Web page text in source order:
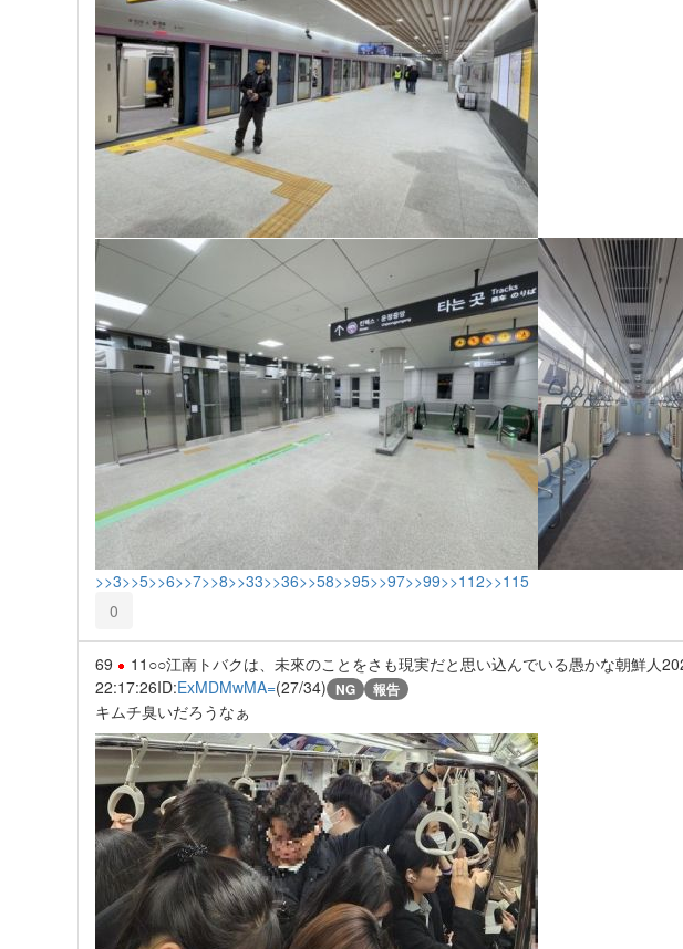
>>3>>5>>6>>7>>8>>33>>36>>58>>95>>97>>99>>112>>115
0
69 11○○江南トバクは、未來のことをさも現実だと思い込んでいる愚かな朝鮮人
22:17:26ID:ExMDMwMA=(27/34) NG 報告
キムチ臭いだろうなぁ